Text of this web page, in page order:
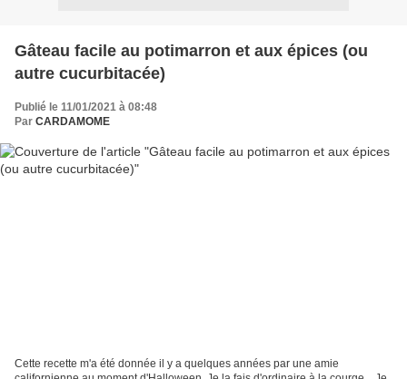
Gâteau facile au potimarron et aux épices (ou
autre cucurbitacée)
Publié le 11/01/2021 à 08:48
Par CARDAMOME
Cette recette m'a été donnée il y a quelques années par une amie